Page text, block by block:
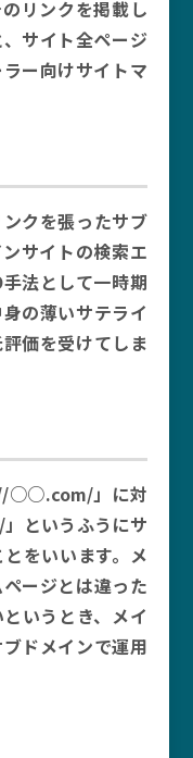
リンクを掲載し
サイト全ページ
ー向けサイトマ
クを張ったサブ
サイトの検索エ
法として一時期
の薄いサテライ
価を受けてしま
○○.com/」に対
いうふうにサ
をいいます。メ
ージとは違った
いうとき、メイ
ドメインで運用